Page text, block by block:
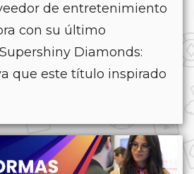
de entretenimiento
con su último
Diamonds:
que este título inspirado